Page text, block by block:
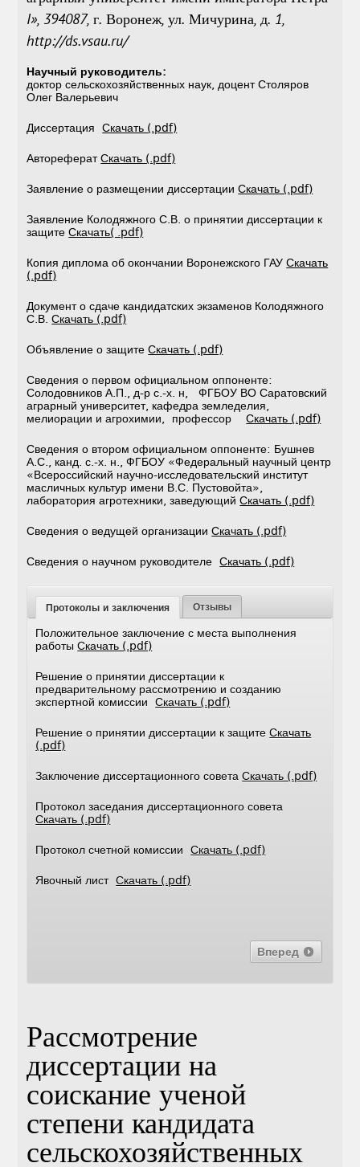
I», 394087, г. Воронеж, ул. Мичурина, д. 1,
http://ds.vsau.ru/
Научный руководитель:
доктор сельскохозяйственных наук, доцент Столяров
Олег Валерьевич
ДиссертацияСкачать (.pdf)
АвторефератСкачать (.pdf)
Заявление о размещении диссертацииСкачать (.pdf)
Заявление Колодяжного С.В. о принятии диссертации к
защитеСкачать( .pdf)
Копия диплома об окончании Воронежского ГАУСкачать
(.pdf)
Документ о сдаче кандидатских экзаменов Колодяжного
С.В.Скачать (.pdf)
Объявление о защитеСкачать (.pdf)
Сведения о первом официальном оппоненте:
Солодовников А.П., д-р с.-х. н, ФГБОУ ВО Саратовский
аграрный университет, кафедра земледелия,
мелиорации и агрохимии, профессорСкачать (.pdf)
Сведения о втором официальном оппоненте: Бушнев
А.С., канд. с.-х. н., ФГБОУ «Федеральный научный центр
«Всероссийский научно-исследовательский институт
масличных культур имени В.С. Пустовойта»,
лаборатория агротехники, заведующийСкачать (.pdf)
Сведения о ведущей организацииСкачать (.pdf)
Сведения о научном руководителеСкачать (.pdf)
Протоколы и заключения Отзывы
Положительное заключение с места выполнения
работыСкачать (.pdf)
Решение о принятии диссертации к
предварительному рассмотрению и созданию
экспертной комиссииСкачать (.pdf)
Решение о принятии диссертации к защитеСкачать
(.pdf)
Заключение диссертационного советаСкачать (.pdf)
Протокол заседания диссертационного совета
Скачать (.pdf)
Протокол счетной комиссииСкачать (.pdf)
Явочный листСкачать (.pdf)
Вперед
Рассмотрение
диссертации на
соискание ученой
степени кандидата
сельскохозяйственных